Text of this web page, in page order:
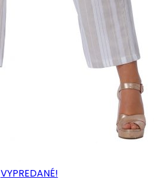
VYPREDANÉ!